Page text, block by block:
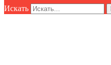
Искать